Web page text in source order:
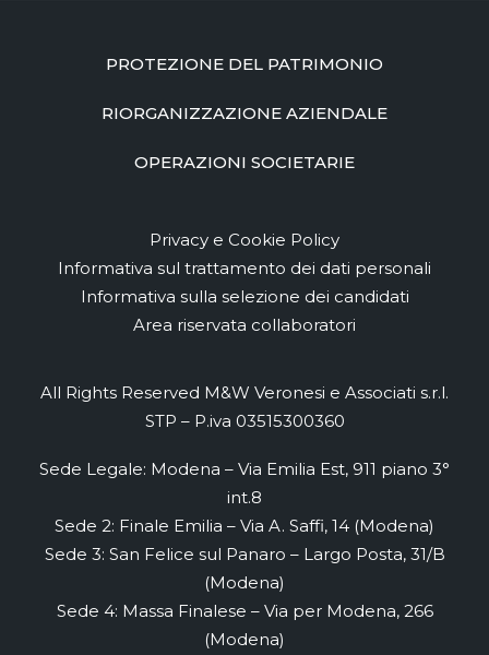
PROTEZIONE DEL PATRIMONIO
RIORGANIZZAZIONE AZIENDALE
OPERAZIONI SOCIETARIE
Privacy e Cookie Policy
Informativa sul trattamento dei dati personali
Informativa sulla selezione dei candidati
Area riservata collaboratori
All Rights Reserved M&W Veronesi e Associati s.r.l.
STP – P.iva 03515300360
Sede Legale: Modena – Via Emilia Est, 911 piano 3°
int.8
Sede 2: Finale Emilia – Via A. Saffi, 14 (Modena)
Sede 3: San Felice sul Panaro – Largo Posta, 31/B
(Modena)
Sede 4: Massa Finalese – Via per Modena, 266
(Modena)